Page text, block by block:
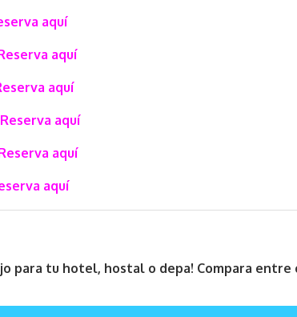
aquí
aquí
aquí
Reserva aquí
aquí
aquí
para tu hotel, hostal o depa! Compara